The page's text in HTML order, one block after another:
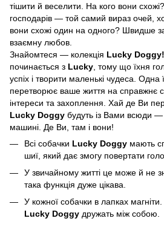
тішити й веселити. На кого вони
господарів — той самий вираз очей,
вони схожі один на одного? Швидше
взаємну любов.
Знайомтеся — колекція Lucky Doggy!
починається з Lucky , тому що їхня
успіх і творити маленькі чудеса. Одна
перетворює ваше життя на справжнє
інтереси та захоплення. Хай де Ви
Lucky Doggy будуть із Вами всюди
машині. Де Ви, там і вони!
Всі собачки Lucky Doggy мають
шиї, який дає змогу повертати
У звичайному житті це може й не
така функція дуже цікава.
У кожної собачки в лапках
Lucky Doggy дружать між собою.